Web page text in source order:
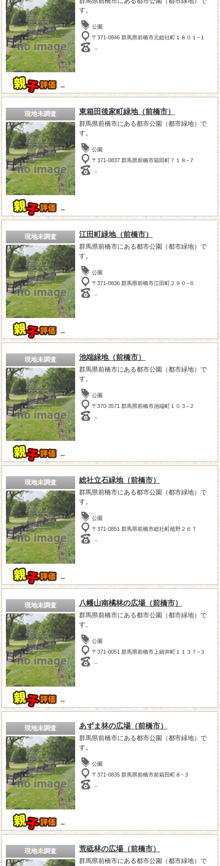
－
す。
公園
〒371-0846 群馬県前橋市元総社町１８０１−１
－
現地未調査
－
東箱田後家町緑地（前橋市）
群馬県前橋市にある都市公園（都市緑地）で
す。
公園
〒371-0837 群馬県前橋市箱田町７１８−７
－
現地未調査
－
江田町緑地（前橋市）
群馬県前橋市にある都市公園（都市緑地）で
す。
公園
〒371-0836 群馬県前橋市江田町２９０−６
－
現地未調査
－
池端緑地（前橋市）
群馬県前橋市にある都市公園（都市緑地）で
す。
公園
〒370-3571 群馬県前橋市池端町１０３−２
－
現地未調査
－
総社立石緑地（前橋市）
群馬県前橋市にある都市公園（都市緑地）で
す。
公園
〒371-0851 群馬県前橋市総社町植野２６７
－
現地未調査
－
八幡山南橘林の広場（前橋市）
群馬県前橋市にある都市公園（都市緑地）で
す。
公園
〒371-0051 群馬県前橋市上細井町１１３７−３
－
現地未調査
－
あずま林の広場（前橋市）
群馬県前橋市にある都市公園（都市緑地）で
す。
公園
〒371-0835 群馬県前橋市前箱田町８−３
－
現地未調査 荒砥林の広場（前橋市）
群馬県前橋市にある都市公園（都市緑地）で